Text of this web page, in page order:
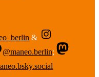
&
@maneo.berlin;